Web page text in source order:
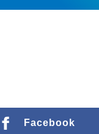
Facebook